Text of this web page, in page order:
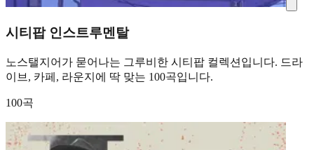
시티팝 인스트루멘탈
노스탤지어가 묻어나는 그루비한 시티팝 컬렉션입니다. 드라
이브, 카페, 라운지에 딱 맞는 100곡입니다.
100곡